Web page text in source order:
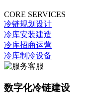
CORE SERVICES
冷链规划设计
冷库安装建造
冷库招商运营
冷库制冷设备
数字化冷链建设